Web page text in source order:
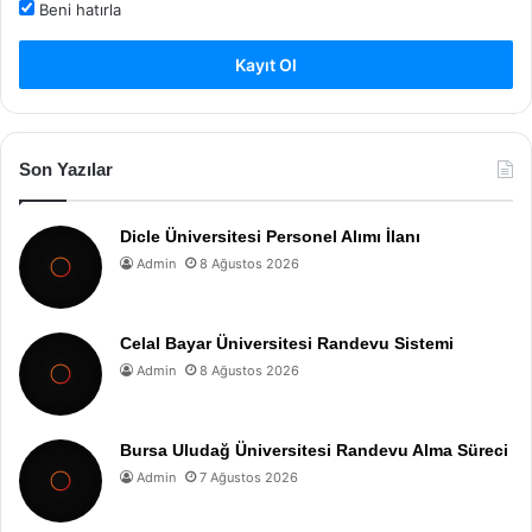
Beni hatırla
Kayıt Ol
Son Yazılar
Dicle Üniversitesi Personel Alımı İlanı
Admin 8 Ağustos 2026
Celal Bayar Üniversitesi Randevu Sistemi
Admin 8 Ağustos 2026
Bursa Uludağ Üniversitesi Randevu Alma Süreci
Admin 7 Ağustos 2026